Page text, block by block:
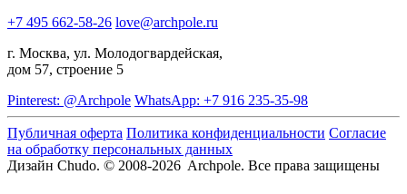
+7 495 662-58-26 love@archpole.ru
г. Москва, ул. Молодогвардейская,
дом 57, строение 5
Pinterest: @Archpole WhatsApp: +7 916 235-35-98
Публичная оферта Политика конфиденциальности Согласие
на обработку персональных данных
Дизайн Chudo. © 2008-2026 Archpole. Все права защищены